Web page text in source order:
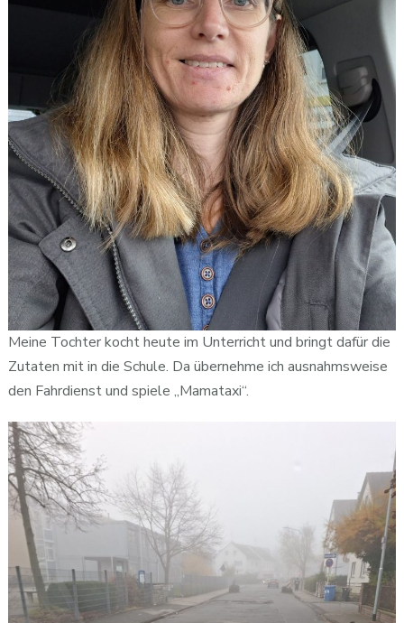
Meine Tochter kocht heute im Unterricht und bringt dafür die
Zutaten mit in die Schule. Da übernehme ich ausnahmsweise
den Fahrdienst und spiele „Mamataxi“.